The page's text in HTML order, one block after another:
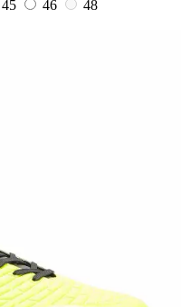
45 46
48